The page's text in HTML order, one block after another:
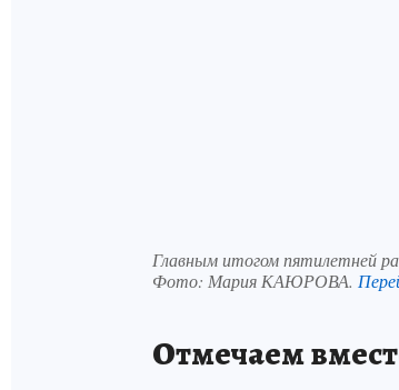
Главным итогом пятилетней
Фото: Мария КАЮРОВА.
Отмечаем